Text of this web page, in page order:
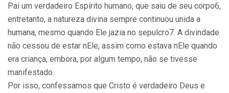
Pai um verdadeiro Espírito humano, que saiu de seu corpo6,
entretanto, a natureza divina sempre continuou unida a
humana, mesmo quando Ele jazia no sepulcro7. A divindade
não cessou de estar nEle, assim como estava nEle quando
era criança, embora, por algum tempo, não se tivesse
manifestado.
Por isso, confessamos que Cristo é verdadeiro Deus e